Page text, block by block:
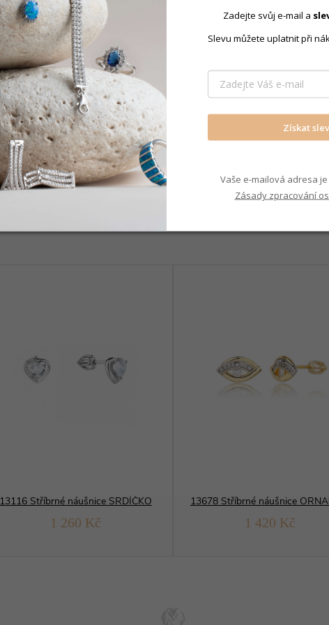
Náušnice
Mohlo by Vás zajímat
13116 Stříbrné náušnice SRDÍČKO
1 260 Kč 1 420 Kč
Zadejte svůj e-mail a
Slevu můžete uplatnit při
Získat
Vaše e-mailová adresa
Zásady zpracování